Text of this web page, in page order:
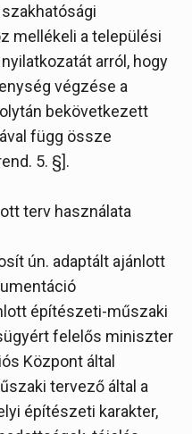
mellékeli a települési
arról, hogy
végzése a
bekövetkezett
függ össze
5. §].
terv használata
ún. adaptált ajánlott
építészeti-műszaki
felelős miniszter
Központ által
tervező által a
építészeti karakter,